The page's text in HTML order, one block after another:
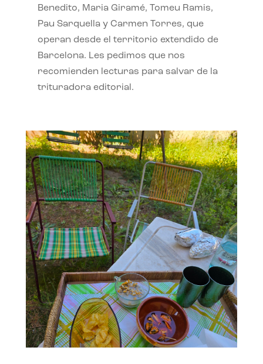
Benedito, Maria Giramé, Tomeu Ramis,
Pau Sarquella y Carmen Torres, que
operan desde el territorio extendido de
Barcelona. Les pedimos que nos
recomienden lecturas para salvar de la
trituradora editorial.